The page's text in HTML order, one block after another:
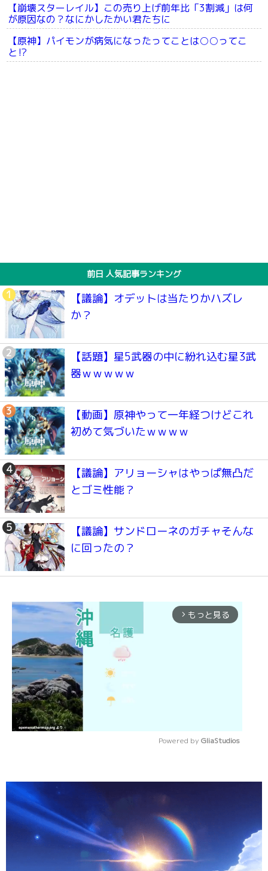
【崩壊スターレイル】この売り上げ前年比「3割減」は何
が原因なの？なにかしたかい君たちに
【原神】パイモンが病気になったってことは○○ってこ
と⁉
前日 人気記事ランキング
【議論】オデットは当たりかハズレ
か？
【話題】星5武器の中に紛れ込む星3武
器ｗｗｗｗｗ
【動画】原神やって一年経つけどこれ
初めて気づいたｗｗｗｗ
【議論】アリョーシャはやっぱ無凸だ
とゴミ性能？
【議論】サンドローネのガチャそんな
に回ったの？
arrow_forward_ios もっと見る
Powered by GliaStudios